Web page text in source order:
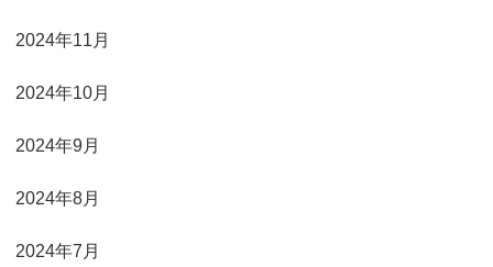
2024年11月
2024年10月
2024年9月
2024年8月
2024年7月